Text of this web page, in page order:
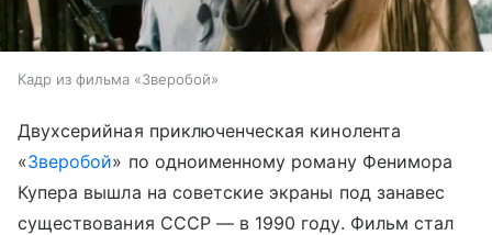
Кадр из фильма «Зверобой»
Двухсерийная приключенческая кинолента
«Зверобой» по одноименному роману Фенимора
Купера вышла на советские экраны под занавес
существования СССР — в 1990 году. Фильм стал